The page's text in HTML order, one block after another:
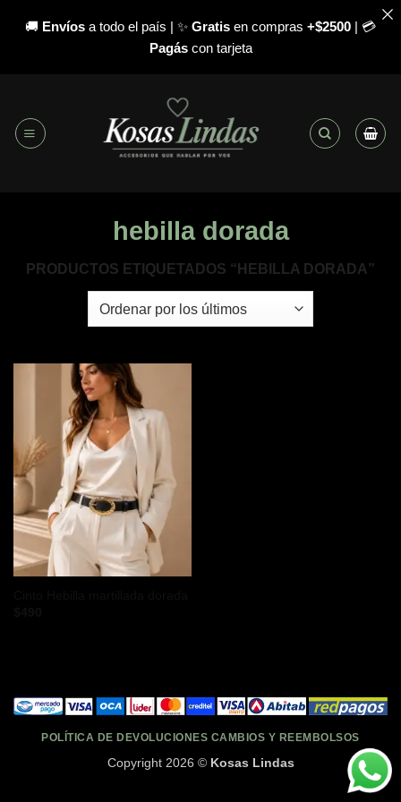
🚚 Envíos a todo el país | ✨ Gratis en compras +$2500 | 💳
Pagáscon tarjeta
contenido
hebilla dorada
PRODUCTOS ETIQUETADOS “HEBILLA DORADA”
POLÍTICA DE DEVOLUCIONES CAMBIOS Y REEMBOLSOS
Copyright 2026 © Kosas Lindas